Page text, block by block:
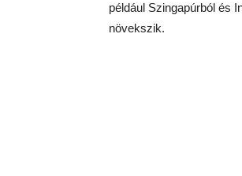
például Szingapúrból és
növekszik.